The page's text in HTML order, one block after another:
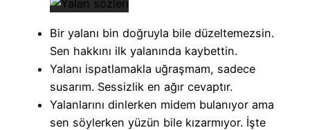
Bir yalanı bin doğruyla bile düzeltemezsin.
Sen hakkını ilk yalanında kaybettin.
Yalanı ispatlamakla uğraşmam, sadece
susarım. Sessizlik en ağır cevaptır.
Yalanlarını dinlerken midem bulanıyor ama
sen söylerken yüzün bile kızarmıyor. İşte